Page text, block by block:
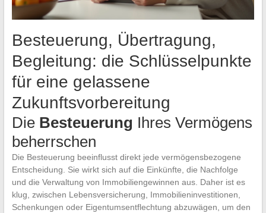
Besteuerung, Übertragung,
Begleitung: die Schlüsselpunkte
für eine gelassene
Zukunftsvorbereitung
Die Besteuerung Ihres Vermögens
beherrschen
Die Besteuerung beeinflusst direkt jede vermögensbezogene
Entscheidung. Sie wirkt sich auf die Einkünfte, die Nachfolge
und die Verwaltung von Immobiliengewinnen aus. Daher ist es
klug, zwischen Lebensversicherung, Immobilieninvestitionen,
Schenkungen oder Eigentumsentflechtung abzuwägen, um den